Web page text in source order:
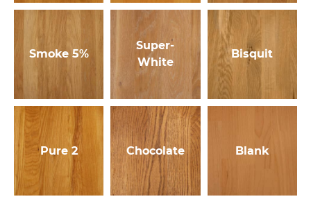
Smoke 5%
Super-
White
Bisquit
Pure 2 Chocolate Blank